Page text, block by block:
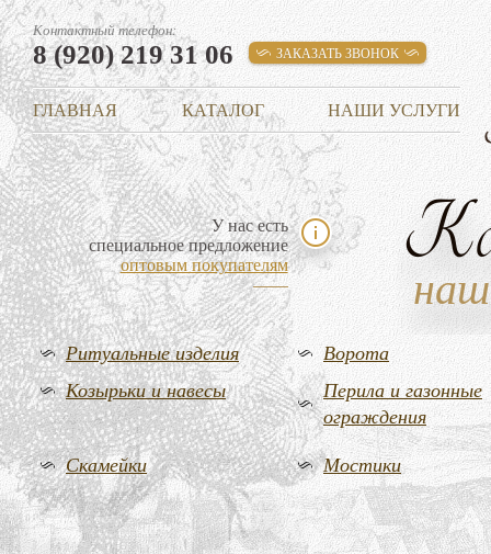
Контактный телефон:
8 (920) 219 31 06 ЗАКАЗАТЬ ЗВОНОК
ГЛАВНАЯ КАТАЛОГ НАШИ УСЛУГИ
У нас есть
специальное предложение
оптовым покупателям
Ритуальные изделия
Ворота
Козырьки и навесы
Перила и газонные
ограждения
Скамейки Мостики